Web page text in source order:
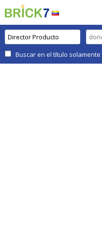
Buscar en el título solamente